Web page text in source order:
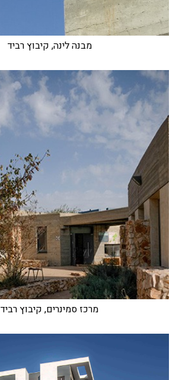
מבנה לינה, קיבוץ רביד
מרכז סמינרים, קיבוץ רביד